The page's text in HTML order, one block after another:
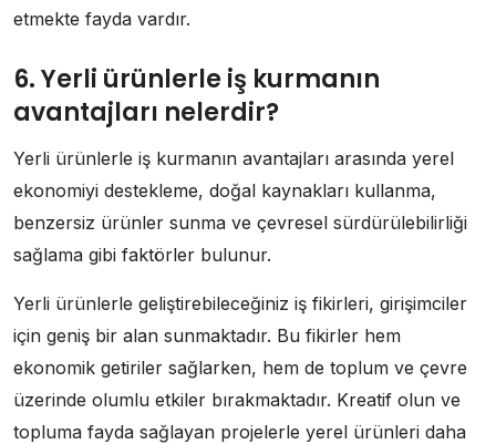
etmekte fayda vardır.
6. Yerli ürünlerle iş kurmanın
avantajları nelerdir?
Yerli ürünlerle iş kurmanın avantajları arasında yerel
ekonomiyi destekleme, doğal kaynakları kullanma,
benzersiz ürünler sunma ve çevresel sürdürülebilirliği
sağlama gibi faktörler bulunur.
Yerli ürünlerle geliştirebileceğiniz iş fikirleri, girişimciler
için geniş bir alan sunmaktadır. Bu fikirler hem
ekonomik getiriler sağlarken, hem de toplum ve çevre
üzerinde olumlu etkiler bırakmaktadır. Kreatif olun ve
topluma fayda sağlayan projelerle yerel ürünleri daha